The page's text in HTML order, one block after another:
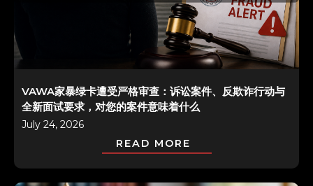
VAWA家暴绿卡遭受严格审查：诉讼案件、反欺诈行动与
全新面试要求，对您的案件意味着什么
July 24, 2026
READ MORE